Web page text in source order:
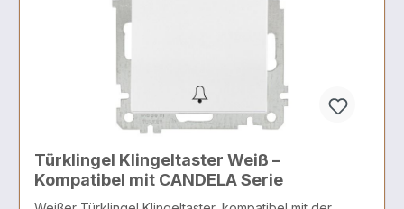
Türklingel Klingeltaster Weiß –
Kompatibel mit CANDELA Serie